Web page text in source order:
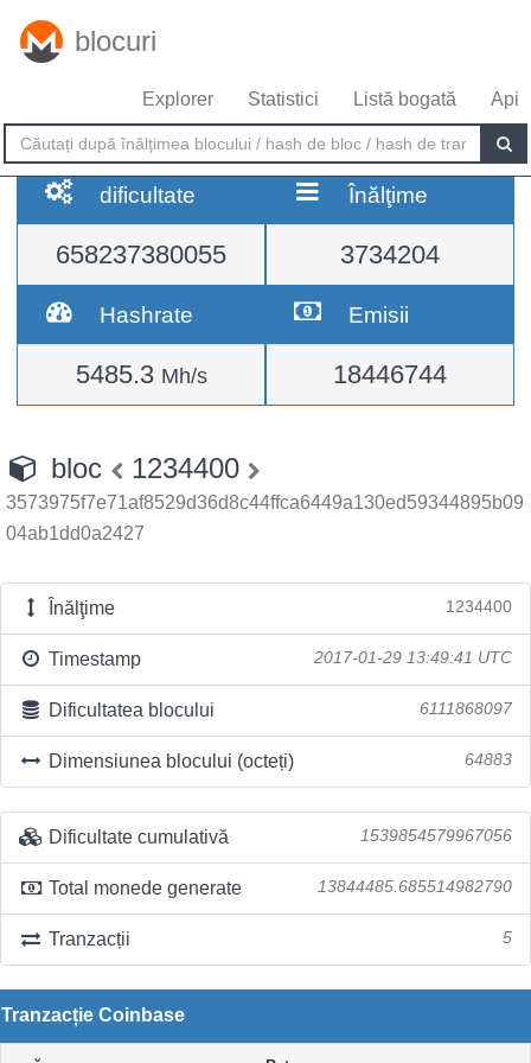
blocuri
Explorer Statistici Listă bogată Api
dificultate
658237380055
Înălţime
3734204
Hashrate
5485.3 Mh/s
Emisii
18446744
bloc 1234400
3573975f7e71af8529d36d8c44ffca6449a130ed59344895b09
04ab1dd0a2427
Înălţime 1234400
Timestamp 2017-01-29 13:49:41 UTC
Dificultatea blocului 6111868097
Dimensiunea blocului (octeți) 64883
Dificultate cumulativă 1539854579967056
Total monede generate 13844485.685514982790
Tranzacții 5
Tranzacție Coinbase